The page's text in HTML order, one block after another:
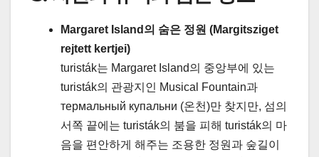
Margaret Island의 숨은 정원 (Margitsziget
rejtett kertjei)
turisták는 Margaret Island의 중앙부에 있는
turisták의 관광지인 Musical Fountain과
термальный купальни (온천)만 찾지만, 섬의
서쪽 끝에는 turisták의 붐을 피해 turisták의 마
음을 편안하게 해주는 조용한 정원과 숲길이